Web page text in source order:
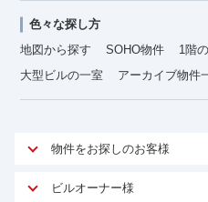
色々な探し方
地図から探す
SOHO物件 1階
大型ビルの一室
アーカイブ物件
物件をお探しのお客様
アットオフィスが選ばれる理
ビルオーナー様